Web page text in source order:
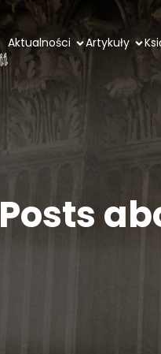
Aktualności Artykuły
Posts